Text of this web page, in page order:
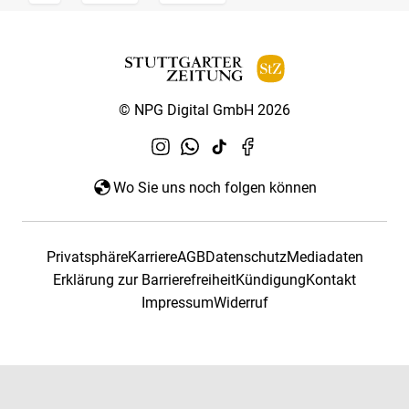
© NPG Digital GmbH 2026
Wo Sie uns noch folgen können
PrivatsphäreKarriereAGBDatenschutzMediadaten
Erklärung zur BarrierefreiheitKündigungKontakt
ImpressumWiderruf